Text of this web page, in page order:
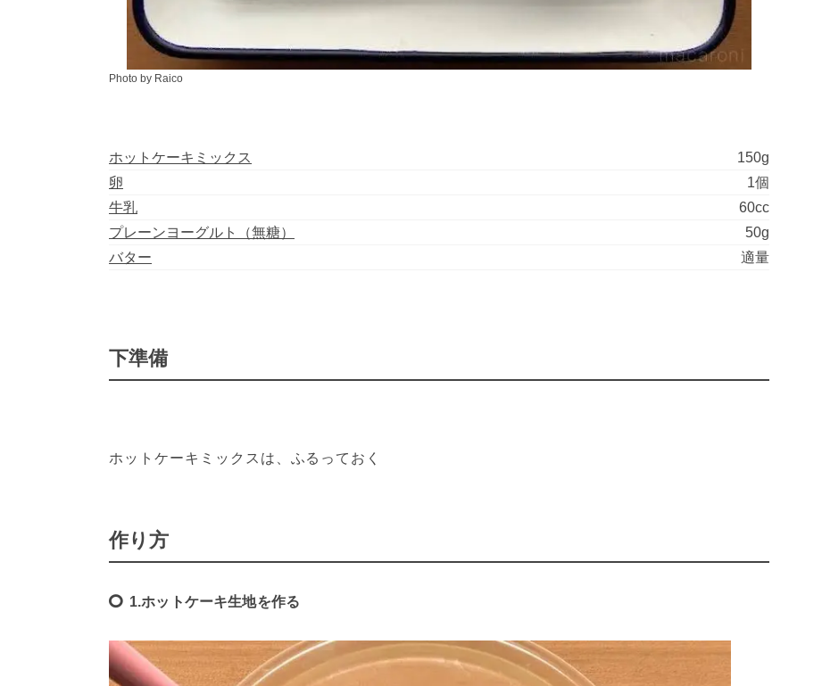
Photo by Raico
ホットケーキミックス
150g
卵
1個
牛乳
60cc
プレーンヨーグルト（無糖）
50g
バター
適量
下準備
ホットケーキミックスは、ふるっておく
作り方
1.ホットケーキ生地を作る